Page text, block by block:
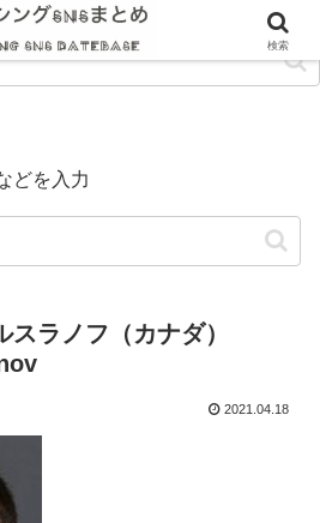
どを入力
スラノフ（カナダ）
2021.04.18
検索